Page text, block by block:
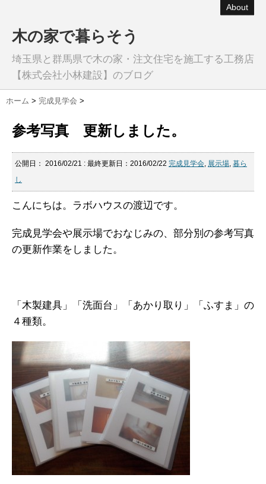
About
木の家で暮らそう
埼玉県と群馬県で木の家・注文住宅を施工する工務店
【株式会社小林建設】のブログ
ホーム > 完成見学会 >
参考写真 更新しました。
公開日： 2016/02/21 : 最終更新日：2016/02/22 完成見学会, 展示場, 暮ら
し
こんにちは。ラボハウスの渡辺です。
完成見学会や展示場でおなじみの、部分別の参考写真
の更新作業をしました。
「木製建具」「洗面台」「あかり取り」「ふすま」の
４種類。